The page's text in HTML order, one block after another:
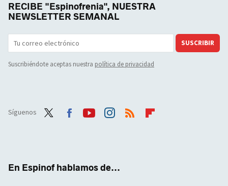
RECIBE "Espinofrenia", NUESTRA
NEWSLETTER SEMANAL
SUSCRIBIR
Suscribiéndote aceptas nuestra política de privacidad
Síguenos
En Espinof hablamos de...